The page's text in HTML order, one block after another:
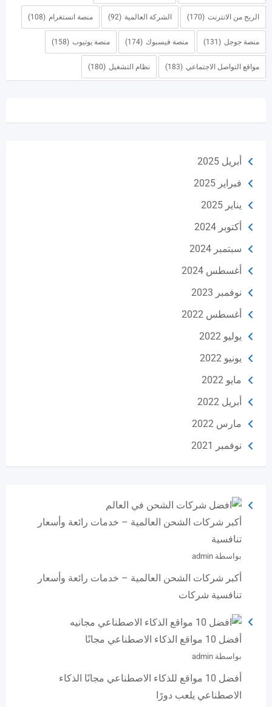
الربح من الانترنت (170) الشركة العالمية (92) منصة انستغرام (108)
منصة جوجل (131) منصة فيسبوك (174) منصة يوتيوب (158)
مواقع التواصل الاجتماعي (183) نظام التشغيل (180)
أبريل 2025
فبراير 2025
يناير 2025
أكتوبر 2024
سبتمبر 2024
أغسطس 2024
نوفمبر 2023
أغسطس 2022
يوليو 2022
يونيو 2022
مايو 2022
أبريل 2022
مارس 2022
نوفمبر 2021
أكبر شركات الشحن العالمية – خدمات رائعة وأسعار
تنافسية
بواسطة admin
أكبر شركات الشحن العالمية – خدمات رائعة وأسعار
تنافسية شركات
أفضل 10 مواقع الذكاء الاصطناعي مجانًا
بواسطة admin
أفضل 10 مواقع للذكاء الاصطناعي مجانًا الذكاء
الاصطناعي يلعب دورًا